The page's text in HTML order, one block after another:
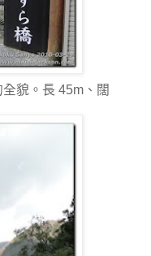
貌。長 45m、闊